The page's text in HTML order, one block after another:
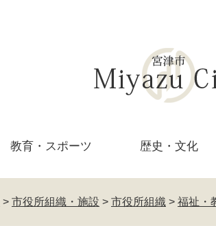
教育・ スポーツ 歴史・文化
> 市役所組織・施設 > 市役所組織 > 福祉・